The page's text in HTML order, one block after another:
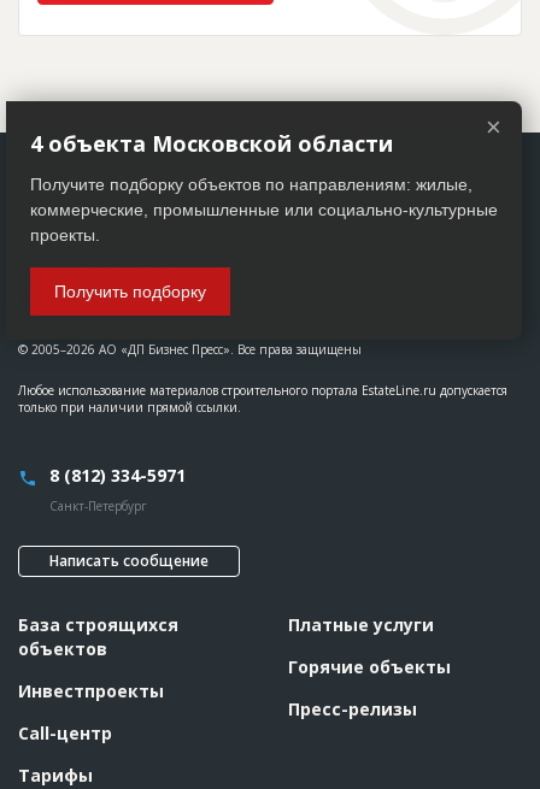
© 2005–2026 АО «ДП Бизнес Пресс». Все права защищены
Любое использование материалов строительного портала EstateLine.ru допускается
только при наличии прямой ссылки.
8 (812) 334-5971
Санкт-Петербург
Написать сообщение
База строящихся
объектов
Инвестпроекты
Call-центр
Тарифы
Платные услуги
Горячие объекты
Пресс-релизы
×
4 объекта Московской области
Получите подборку объектов по направлениям: жилые,
коммерческие, промышленные или социально-культурные
проекты.
Получить подборку